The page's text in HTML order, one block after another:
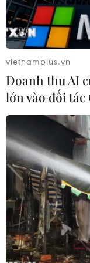
Samsung ra
Ngày 26/2,
Hàn Quốc cho
giới (MWC)
ngày 26-29/2),
thông minh
vietnamplus.vn
Doanh thu AI
lớn vào đối tác